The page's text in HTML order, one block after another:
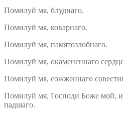
Помилуй мя, блуднаго.
Помилуй мя, коварнаго.
Помилуй мя, памятозлобнаго.
Помилуй мя, окамененнаго
Помилуй мя, сожженнаго
Помилуй мя, Господи Боже мой,
падшаго.